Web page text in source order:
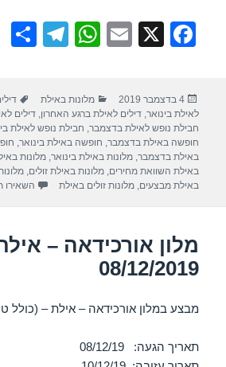
F
e
b
o
o
X
E
W
s
A
p
p
T
gr
a
m
פורסם
בתאריך
4 בדצמבר 2019 קטגוריות
מלונות באילת
לאילת בינואר ,דילים לאילת ברגע האחרון ,דילים
חבילת נופש לאילת בדצמבר חבילת נופש לאילת
חופשה באילת בדצמבר חופשה באילת בינואר
באילת בדצמבר ,מלונות באילת בינואר ,מלונות
באילת השוואת מחירים ,מלונות באילת זולים ,
באילת מבצעים ,מלונות זולים באילת השאירו
מלון אורכידאה –
08/12/2019
מבצע במלון אורכידאה – אילת – (כולל
תאריך הגעה: 08/12/19